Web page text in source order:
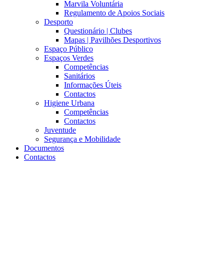
Marvila Voluntária
Regulamento de Apoios Sociais
Desporto
Questionário | Clubes
Mapas | Pavilhões Desportivos
Espaço Público
Espaços Verdes
Competências
Sanitários
Informações Úteis
Contactos
Higiene Urbana
Competências
Contactos
Juventude
Segurança e Mobilidade
Documentos
Contactos